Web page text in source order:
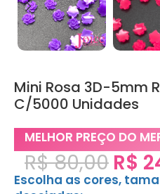
Mini Rosa 3D-5mm
C/5000 Unidades
MELHOR PREÇO DO
R$80,00 R$
Escolha as cores,